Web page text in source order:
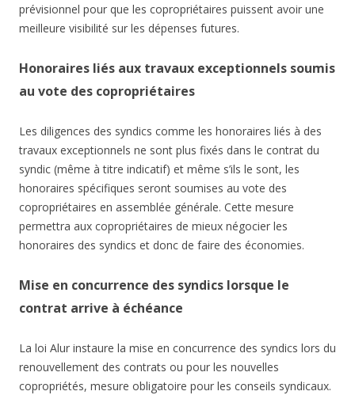
prévisionnel pour que les copropriétaires puissent avoir une
meilleure visibilité sur les dépenses futures.
Honoraires liés aux travaux exceptionnels soumis
au vote des copropriétaires
Les diligences des syndics comme les honoraires liés à des
travaux exceptionnels ne sont plus fixés dans le contrat du
syndic (même à titre indicatif) et même s’ils le sont, les
honoraires spécifiques seront soumises au vote des
copropriétaires en assemblée générale. Cette mesure
permettra aux copropriétaires de mieux négocier les
honoraires des syndics et donc de faire des économies.
Mise en concurrence des syndics lorsque le
contrat arrive à échéance
La loi Alur instaure la mise en concurrence des syndics lors du
renouvellement des contrats ou pour les nouvelles
copropriétés, mesure obligatoire pour les conseils syndicaux.